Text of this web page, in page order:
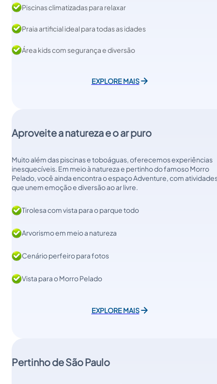
Piscinas climatizadas para relaxar
Praia artificial ideal para todas as idades
Área kids com segurança e diversão
EXPLORE MAIS
Aproveite a natureza e o ar puro
Muito além das piscinas e toboáguas, oferecemos experiências
inesquecíveis. Em meio à natureza e pertinho do famoso Morro
Pelado, você ainda encontra o espaço Adventure, com
que unem emoção e diversão ao ar livre.
Tirolesa com vista para o parque todo
Arvorismo em meio a natureza
Cenário perfeiro para fotos
Vista para o Morro Pelado
EXPLORE MAIS
Pertinho de São Paulo